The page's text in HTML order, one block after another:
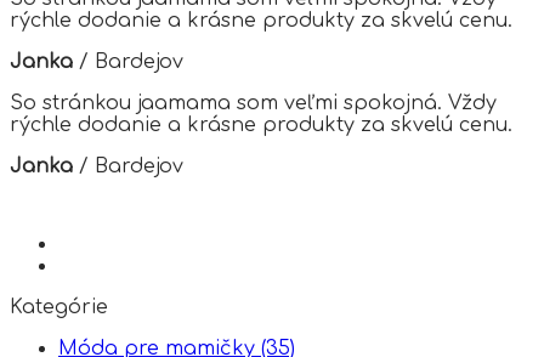
product
page
rýchle dodanie a krásne produkty za skvelú cenu.
Janka / Bardejov
So stránkou jaamama som veľmi spokojná. Vždy
rýchle dodanie a krásne produkty za skvelú cenu.
Janka / Bardejov
Kategórie
Móda pre mamičky (35)